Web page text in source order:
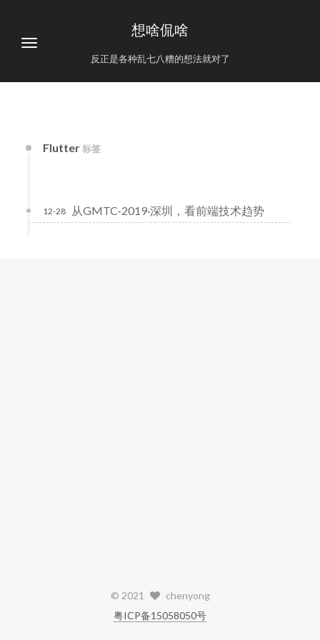
想啥侃啥
反正是各种乱七八糟的想法就对了
Flutter标签
从GMTC-2019·深圳，看前端技术趋势
12-28
© 2021
chenyong
粤ICP备15058050号